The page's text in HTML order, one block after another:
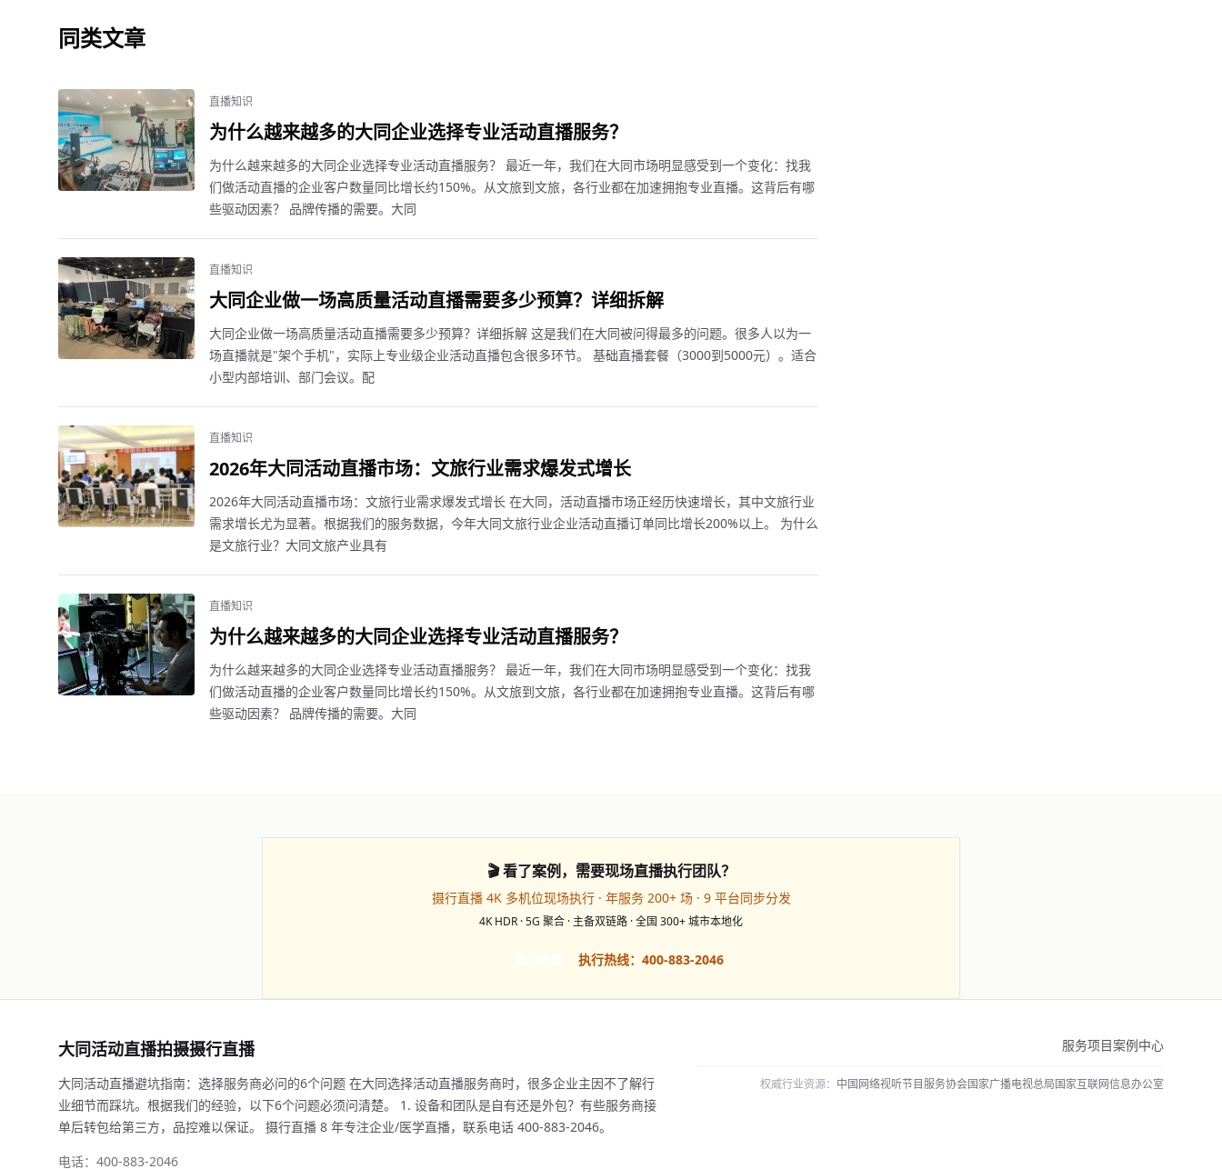
同类文章
直播知识
为什么越来越多的大同企业选择专业活动直播服务？
为什么越来越多的大同企业选择专业活动直播服务？ 最近一年，我们在大同市场明显感受到一个变化：找我
们做活动直播的企业客户数量同比增长约150%。从文旅到文旅，各行业都在加速拥抱专业直播。这背后有哪
些驱动因素？ 品牌传播的需要。大同
直播知识
大同企业做一场高质量活动直播需要多少预算？详细拆解
大同企业做一场高质量活动直播需要多少预算？详细拆解 这是我们在大同被问得最多的问题。很多人以为一
场直播就是"架个手机"，实际上专业级企业活动直播包含很多环节。 基础直播套餐（3000到5000元）。适合
小型内部培训、部门会议。配
直播知识
2026年大同活动直播市场：文旅行业需求爆发式增长
2026年大同活动直播市场：文旅行业需求爆发式增长 在大同，活动直播市场正经历快速增长，其中文旅行业
需求增长尤为显著。根据我们的服务数据，今年大同文旅行业企业活动直播订单同比增长200%以上。 为什么
是文旅行业？大同文旅产业具有
直播知识
为什么越来越多的大同企业选择专业活动直播服务？
为什么越来越多的大同企业选择专业活动直播服务？ 最近一年，我们在大同市场明显感受到一个变化：找我
们做活动直播的企业客户数量同比增长约150%。从文旅到文旅，各行业都在加速拥抱专业直播。这背后有哪
些驱动因素？ 品牌传播的需要。大同
🎬 看了案例，需要现场直播执行团队？
摄行直播 4K 多机位现场执行 · 年服务 200+ 场 · 9 平台同步分发
4K HDR · 5G 聚合 · 主备双链路 · 全国 300+ 城市本地化
执行热线：400-883-2046
大同活动直播拍摄摄行直播
大同活动直播避坑指南：选择服务商必问的6个问题 在大同选择活动直播服务商时，很多企业主因不了解行
业细节而踩坑。根据我们的经验，以下6个问题必须问清楚。 1. 设备和团队是自有还是外包？有些服务商接
单后转包给第三方，品控难以保证。 摄行直播 8 年专注企业/医学直播，联系电话 400-883-2046。
电话：400-883-2046
服务项目案例中心
权威行业资源： 中国网络视听节目服务协会国家广播电视总局国家互联网信息办公室